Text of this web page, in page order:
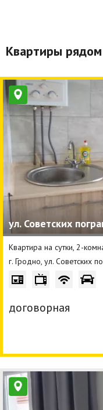
Квартиры рядом
ул. Советских
Квартира на сутки, 2-
г. Гродно, ул. Советских
договорная